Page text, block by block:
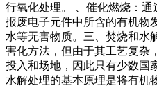
行氧化处理。 、催化燃烧：
报废电子元件中所含的有机物
水等无害物质。三、焚烧和水
害化方法，但由于其工艺复杂
投入和场地，因此只有少数国
水解处理的基本原理是将有机